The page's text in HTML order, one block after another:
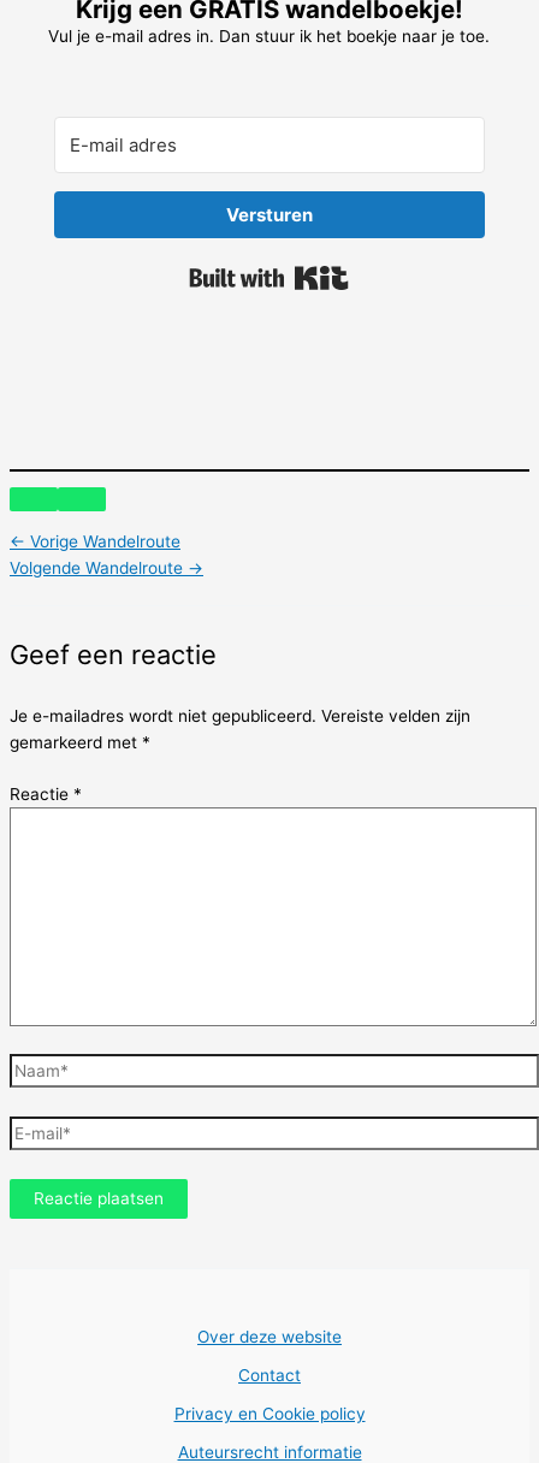
Krijg een GRATIS wandelboekje!
Vul je e-mail adres in. Dan stuur ik het boekje naar je toe.
Versturen
← Vorige Wandelroute
Volgende Wandelroute →
Geef een reactie
Je e-mailadres wordt niet gepubliceerd. Vereiste velden zijn
gemarkeerd met *
Reactie *
Naam*
E-
mail*
Over deze website
Contact
Privacy en Cookie policy
Auteursrecht informatie